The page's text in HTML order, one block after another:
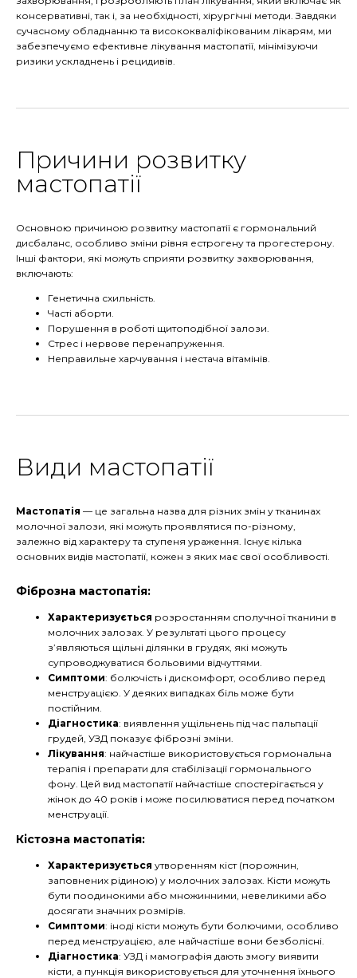
консервативні, так і, за необхідності, хірургічні методи. Завдяки
сучасному обладнанню та висококваліфікованим лікарям, ми
забезпечуємо ефективне лікування мастопатії, мінімізуючи
ризики ускладнень і рецидивів.
Причини розвитку
мастопатії
Основною причиною розвитку мастопатії є гормональний
дисбаланс, особливо зміни рівня естрогену та прогестерону.
Інші фактори, які можуть сприяти розвитку захворювання,
включають:
Генетична схильність.
Часті аборти.
Порушення в роботі щитоподібної залози.
Стрес і нервове перенапруження.
Неправильне харчування і нестача вітамінів.
Види мастопатії
Мастопатія — це загальна назва для різних змін у тканинах
молочної залози, які можуть проявлятися по-різному,
залежно від характеру та ступеня ураження. Існує кілька
основних видів мастопатії, кожен з яких має свої особливості.
Фіброзна мастопатія:
Характеризується розростанням сполучної тканини в
молочних залозах. У результаті цього процесу
з’являються щільні ділянки в грудях, які можуть
супроводжуватися больовими відчуттями.
Симптоми: болючість і дискомфорт, особливо перед
менструацією. У деяких випадках біль може бути
постійним.
Діагностика: виявлення ущільнень під час пальпації
грудей, УЗД показує фіброзні зміни.
Лікування: найчастіше використовується гормональна
терапія і препарати для стабілізації гормонального
фону. Цей вид мастопатії найчастіше спостерігається у
жінок до 40 років і може посилюватися перед початком
менструації.
Кістозна мастопатія:
Характеризується утворенням кіст (порожнин,
заповнених рідиною) у молочних залозах. Кісти можуть
бути поодинокими або множинними, невеликими або
досягати значних розмірів.
Симптоми: іноді кісти можуть бути болючими, особливо
перед менструацією, але найчастіше вони безболісні.
Діагностика: УЗД і мамографія дають змогу виявити
кісти, а пункція використовується для уточнення їхнього